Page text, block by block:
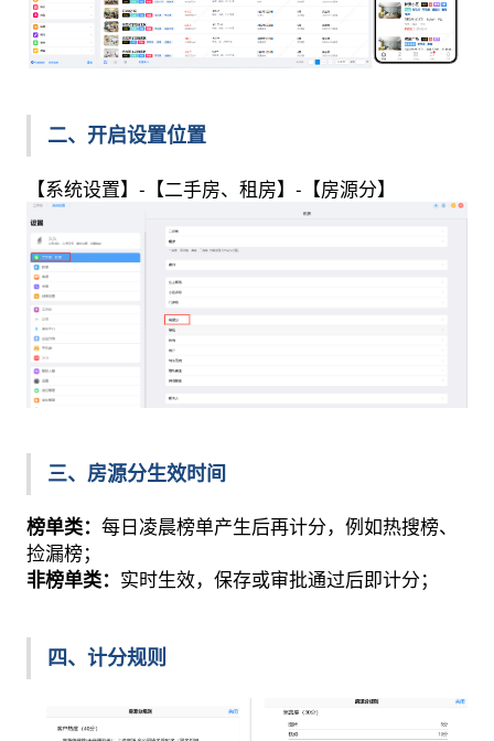
二、开启设置位置
【系统设置】-【二手房、租房】-【房源分】
三、房源分生效时间
榜单类： 每日凌晨榜单产生后再计分，例如热搜榜、
捡漏榜；
非榜单类： 实时生效，保存或审批通过后即计分；
四、计分规则